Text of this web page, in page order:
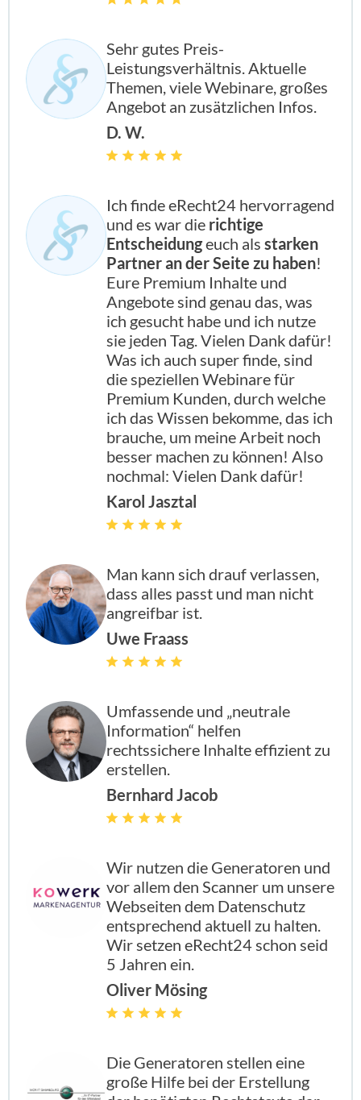
Sehr gutes Preis-
Leistungsverhältnis. Aktuelle
Themen, viele Webinare, großes
Angebot an zusätzlichen Infos.
D. W.
Ich finde eRecht24 hervorragend
und es war die richtige
Entscheidungeuch als starken
Partner an der Seite zu haben!
Eure Premium Inhalte und
Angebote sind genau das, was
ich gesucht habe und ich nutze
sie jeden Tag. Vielen Dank dafür!
Was ich auch super finde, sind
die speziellen Webinare für
Premium Kunden, durch welche
ich das Wissen bekomme, das ich
brauche, um meine Arbeit noch
besser machen zu können! Also
nochmal: Vielen Dank dafür!
Karol Jasztal
Man kann sich drauf verlassen,
dass alles passt und man nicht
angreifbar ist.
Uwe Fraass
Umfassende und „neutrale
Information“ helfen
rechtssichere Inhalte effizient zu
erstellen.
Bernhard Jacob
Wir nutzen die Generatoren und
vor allem den Scanner um unsere
Webseiten dem Datenschutz
entsprechend aktuell zu halten.
Wir setzen eRecht24 schon seid
5 Jahren ein.
Oliver Mösing
Die Generatoren stellen eine
große Hilfe bei der Erstellung
enthalten enthalten
enthalten enthalten
enthalten